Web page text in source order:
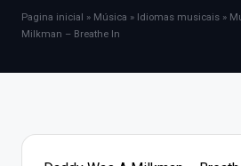
Pagina inicial » Música » Idiomas musicais »
Milkman – Breathe In